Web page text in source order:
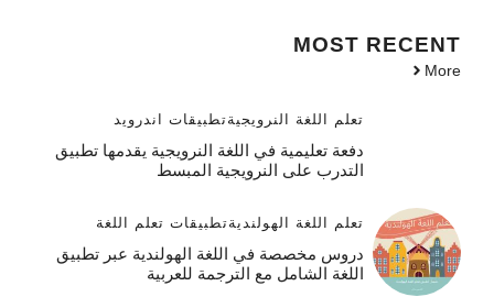
MOST RECENT
More
تعلم اللغة النرويجيةتطبيقات اندرويد
دفعة تعليمية في اللغة النرويجية يقدمها تطبيق
التدرب على النرويجية المبسط
تعلم اللغة الهولنديةتطبيقات تعلم اللغة
دروس مخصصة في اللغة الهولندية عبر تطبيق
اللغة الشامل مع الترجمة للعربية